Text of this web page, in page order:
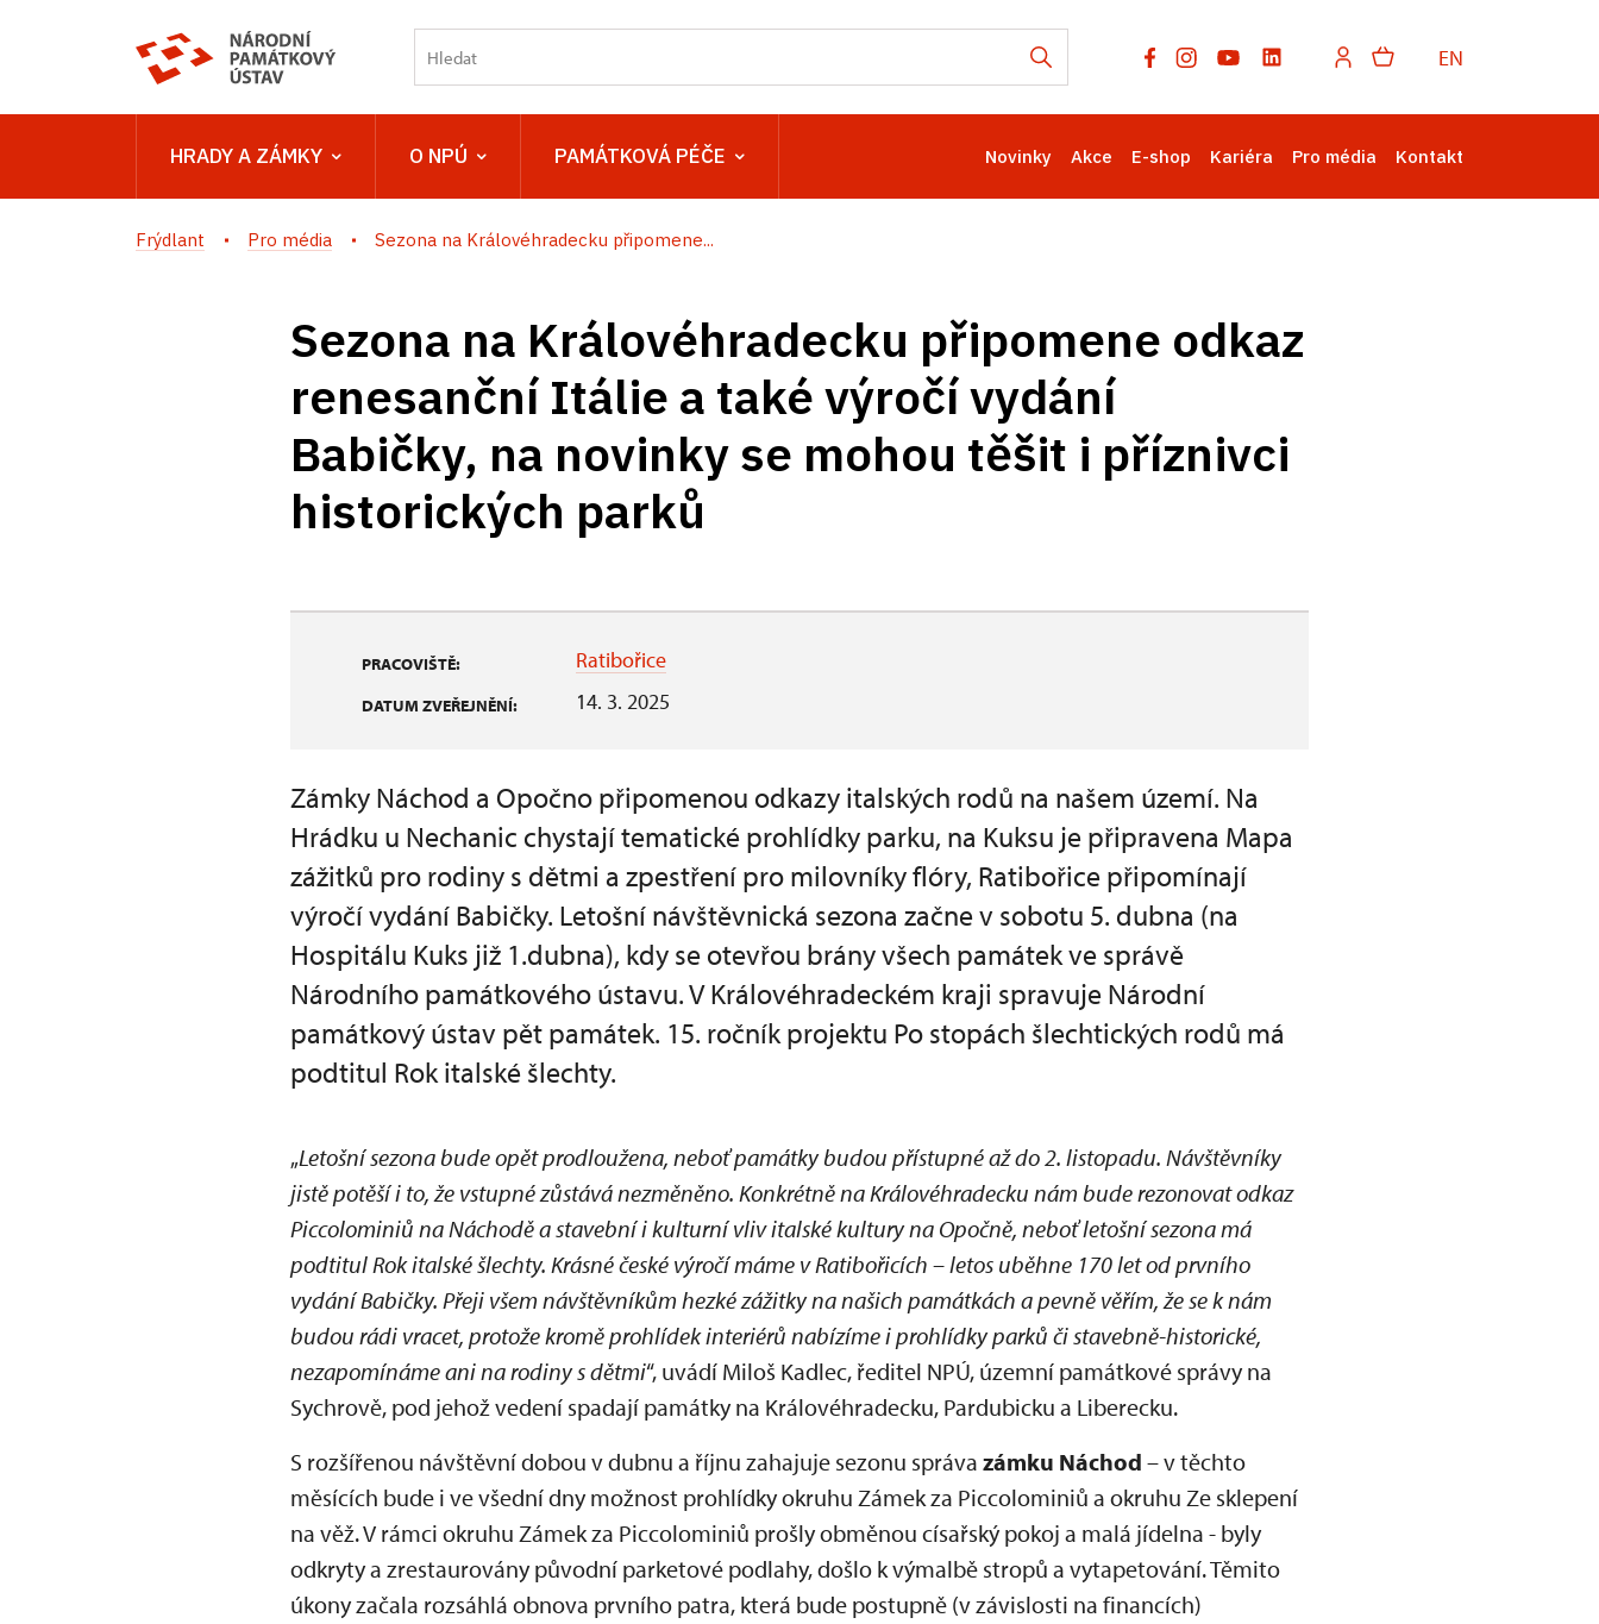
EN
HRADY A ZÁMKY O NPÚ PAMÁTKOVÁ PÉČE Novinky Akce E-shop Kariéra Pro média Kontakt
Frýdlant Pro média Sezona na Královéhradecku připomene...
Sezona na Královéhradecku připomene odkaz
renesanční Itálie a také výročí vydání
Babičky, na novinky se mohou těšit i příznivci
historických parků
PRACOVIŠTĚ: Ratibořice
DATUM ZVEŘEJNĚNÍ: 14. 3. 2025
Zámky Náchod a Opočno připomenou odkazy italských rodů na našem území. Na
Hrádku u Nechanic chystají tematické prohlídky parku, na Kuksu je připravena Mapa
zážitků pro rodiny s dětmi a zpestření pro milovníky flóry, Ratibořice připomínají
výročí vydání Babičky. Letošní návštěvnická sezona začne v sobotu 5. dubna (na
Hospitálu Kuks již 1.dubna), kdy se otevřou brány všech památek ve správě
Národního památkového ústavu. V Královéhradeckém kraji spravuje Národní
památkový ústav pět památek. 15. ročník projektu Po stopách šlechtických rodů má
podtitul Rok italské šlechty.
„Letošní sezona bude opět prodloužena, neboť památky budou přístupné až do 2. listopadu. Návštěvníky
jistě potěší i to, že vstupné zůstává nezměněno. Konkrétně na Královéhradecku nám bude rezonovat odkaz
Piccolominiů na Náchodě a stavební i kulturní vliv italské kultury na Opočně, neboť letošní sezona má
podtitul Rok italské šlechty. Krásné české výročí máme v Ratibořicích – letos uběhne 170 let od prvního
vydání Babičky. Přeji všem návštěvníkům hezké zážitky na našich památkách a pevně věřím, že se k nám
budou rádi vracet, protože kromě prohlídek interiérů nabízíme i prohlídky parků či stavebně-historické,
nezapomínáme ani na rodiny s dětmi“, uvádí Miloš Kadlec, ředitel NPÚ, územní památkové správy na
Sychrově, pod jehož vedení spadají památky na Královéhradecku, Pardubicku a Liberecku.
S rozšířenou návštěvní dobou v dubnu a říjnu zahajuje sezonu správa zámku Náchod – v těchto
měsících bude i ve všední dny možnost prohlídky okruhu Zámek za Piccolominiů a okruhu Ze sklepení
na věž. V rámci okruhu Zámek za Piccolominiů prošly obměnou císařský pokoj a malá jídelna - byly
odkryty a zrestaurovány původní parketové podlahy, došlo k výmalbě stropů a vytapetování. Těmito
úkony začala rozsáhlá obnova prvního patra, která bude postupně (v závislosti na financích)